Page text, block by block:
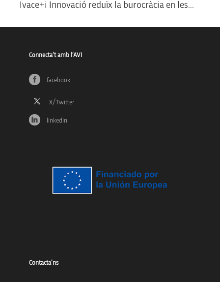
Ivace+i Innovació reduïx la burocràcia en les...
Connecta’t amb l’AVI
facebook
linkedin
Contacta’ns